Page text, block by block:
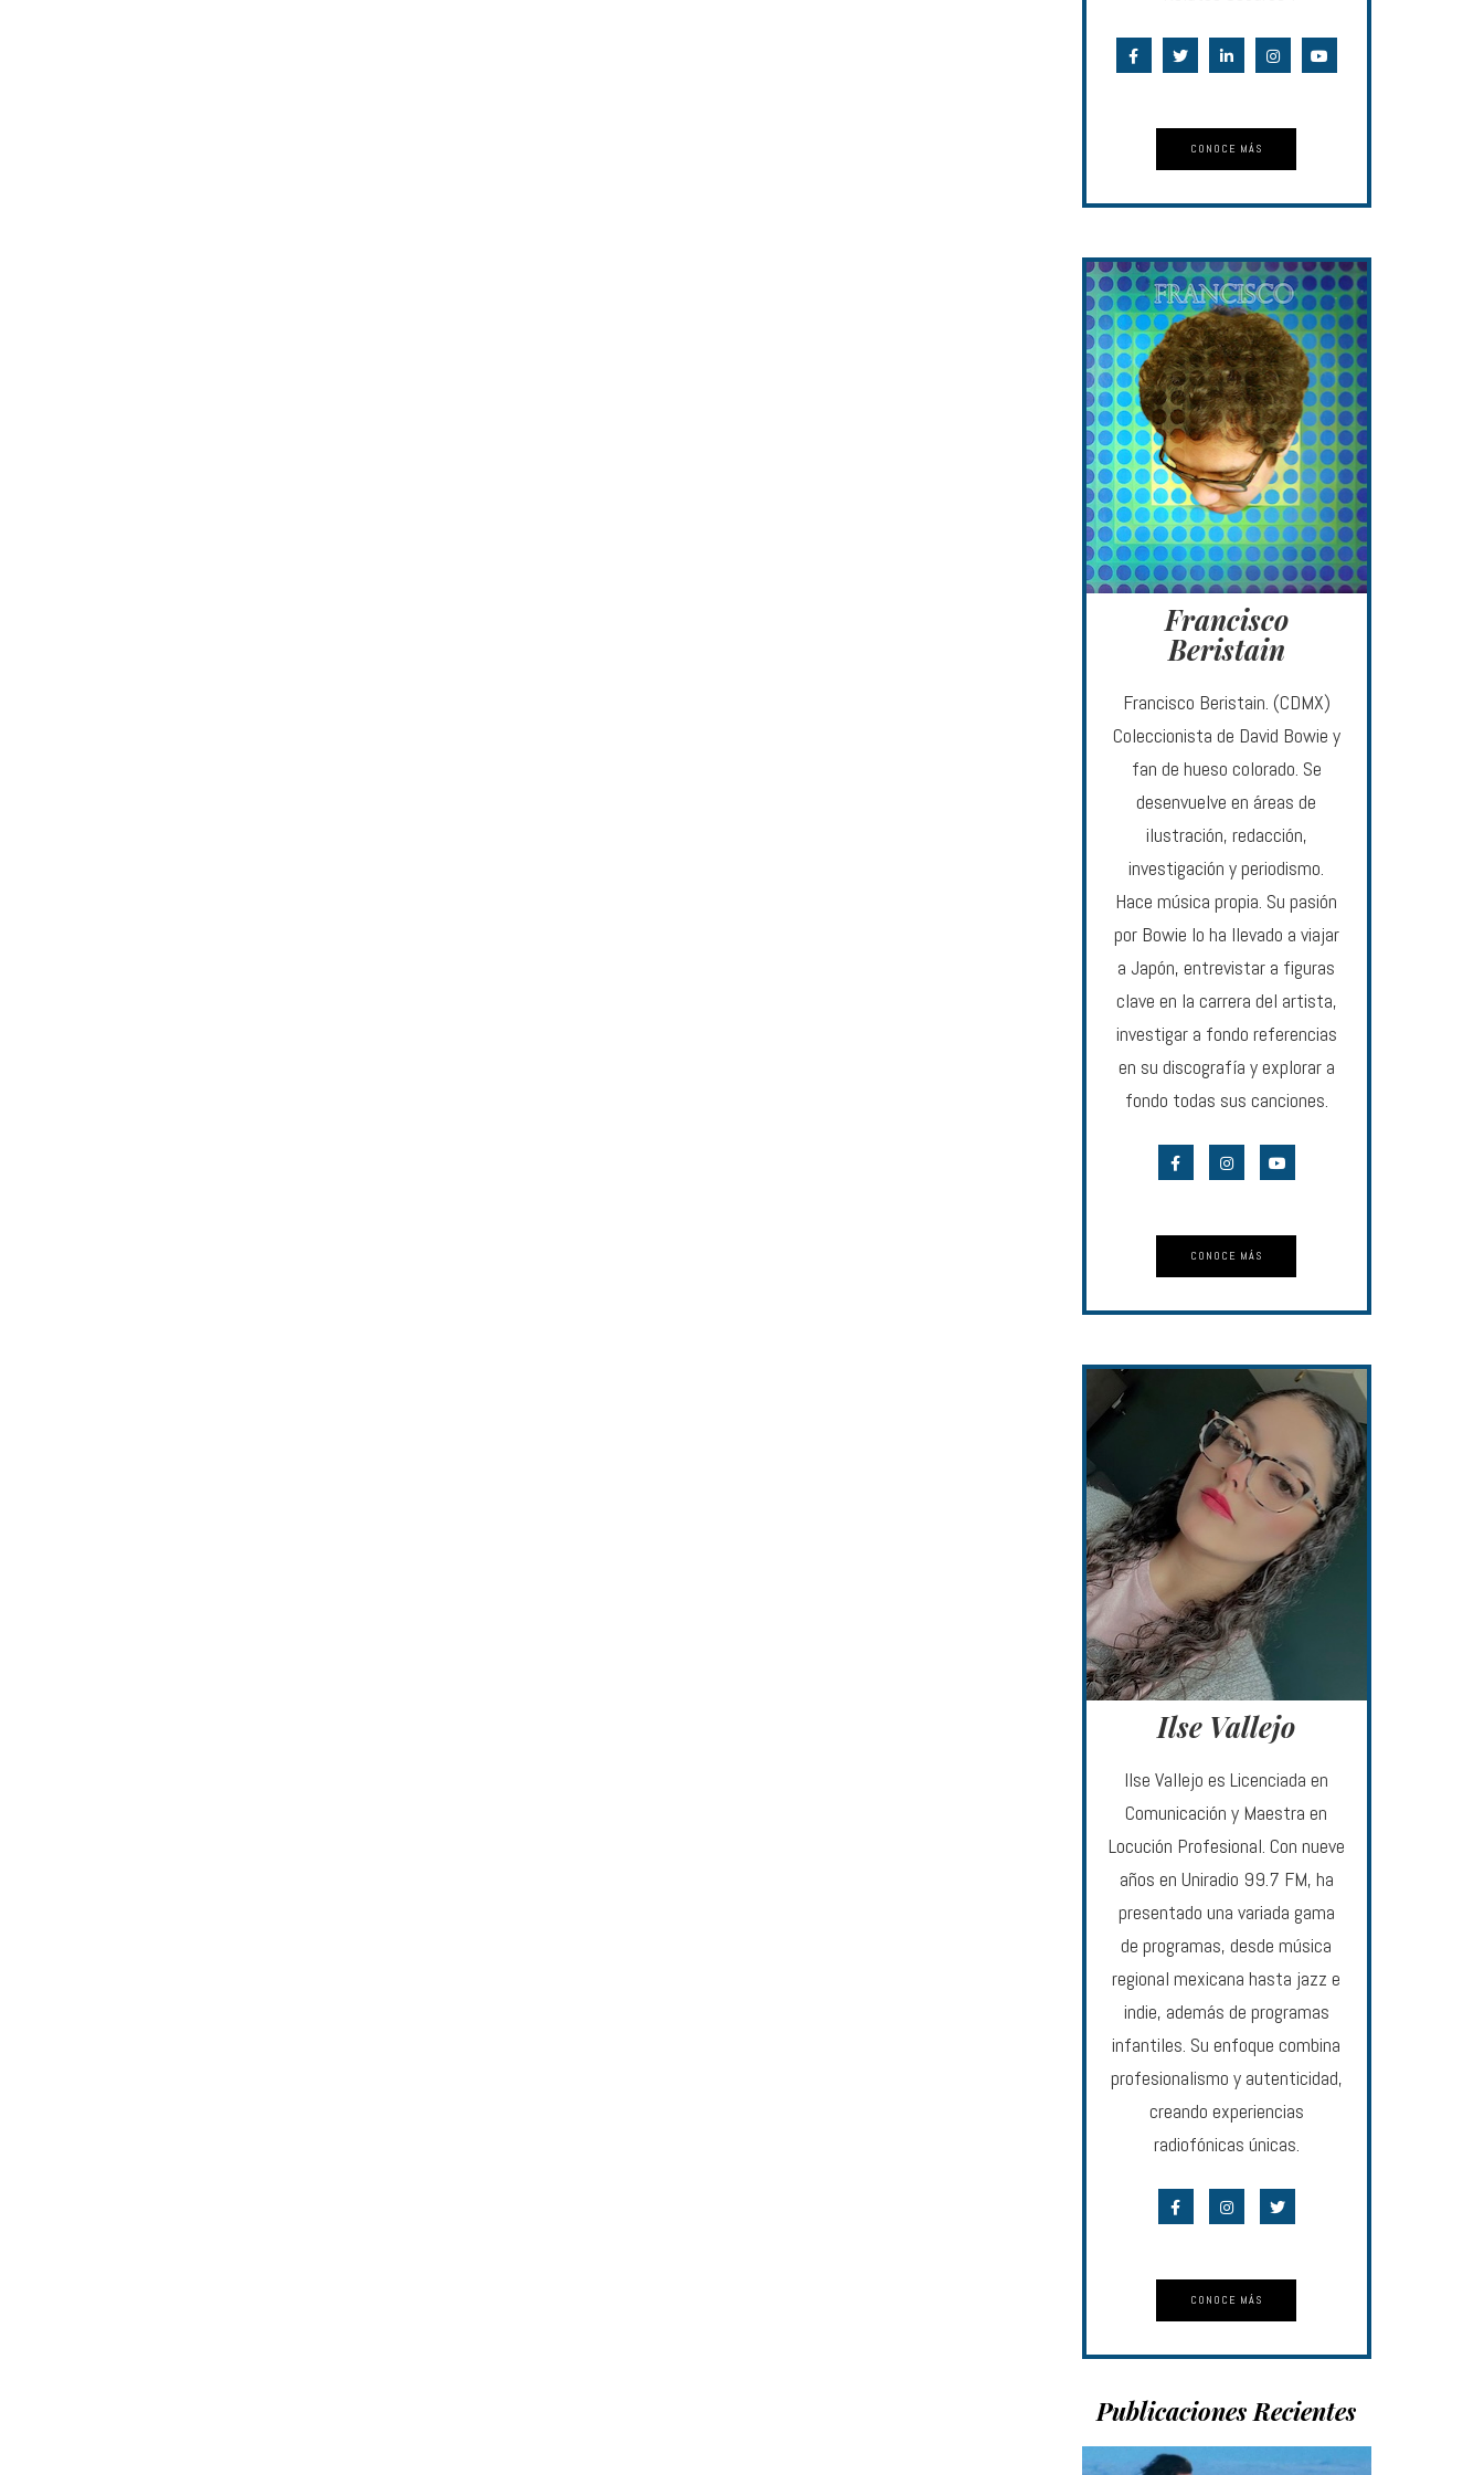
CONOCE MÁS
Francisco
Beristain
Francisco Beristain. (CDMX)
Coleccionista de David Bowie y
fan de hueso colorado. Se
desenvuelve en áreas de
ilustración, redacción,
investigación y periodismo.
Hace música propia. Su pasión
por Bowie lo ha llevado a viajar
a Japón, entrevistar a figuras
clave en la carrera del artista,
investigar a fondo referencias
en su discografía y explorar a
fondo todas sus canciones.
CONOCE MÁS
Ilse Vallejo
Ilse Vallejo es Licenciada en
Comunicación y Maestra en
Locución Profesional. Con nueve
años en Uniradio 99.7 FM, ha
presentado una variada gama
de programas, desde música
regional mexicana hasta jazz e
indie, además de programas
infantiles. Su enfoque combina
profesionalismo y autenticidad,
creando experiencias
radiofónicas únicas.
CONOCE MÁS
Publicaciones Recientes